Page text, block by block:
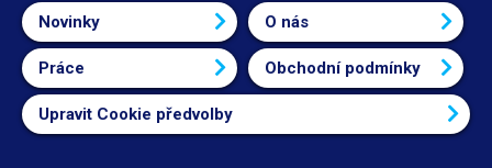
Novinky O nás
Práce Obchodní podmínky
Upravit Cookie předvolby